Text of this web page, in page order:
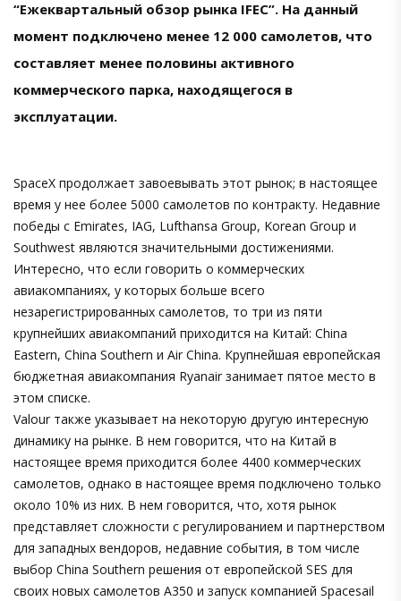
“Ежеквартальный обзор рынка IFEC”. На данный
момент подключено менее 12 000 самолетов, что
составляет менее половины активного
коммерческого парка, находящегося в
эксплуатации.
SpaceX продолжает завоевывать этот рынок; в настоящее
время у нее более 5000 самолетов по контракту. Недавние
победы с Emirates, IAG, Lufthansa Group, Korean Group и
Southwest являются значительными достижениями.
Интересно, что если говорить о коммерческих
авиакомпаниях, у которых больше всего
незарегистрированных самолетов, то три из пяти
крупнейших авиакомпаний приходится на Китай: China
Eastern, China Southern и Air China. Крупнейшая европейская
бюджетная авиакомпания Ryanair занимает пятое место в
этом списке.
Valour также указывает на некоторую другую интересную
динамику на рынке. В нем говорится, что на Китай в
настоящее время приходится более 4400 коммерческих
самолетов, однако в настоящее время подключено только
около 10% из них. В нем говорится, что, хотя рынок
представляет сложности с регулированием и партнерством
для западных вендоров, недавние события, в том числе
выбор China Southern решения от европейской SES для
своих новых самолетов A350 и запуск компанией Spacesail